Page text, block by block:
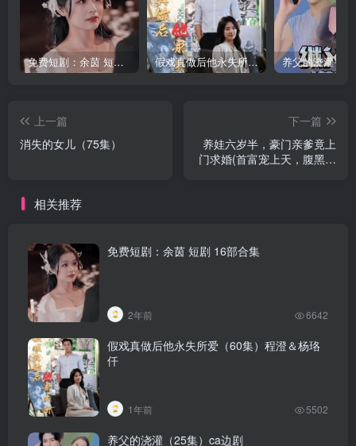
免费短剧：余茵 短剧 16部合集 假戏真做后他永失所爱（60集）程澄＆杨珞仟
上一篇
消失的女儿（75集）
下一篇
养娃六岁半，豪门亲爹竟上
门求婚(首富宠上天，腹黑萌
相关推荐
免费短剧：余茵 短剧 16部合集
2年前 6642
假戏真做后他永失所爱（60集）程澄＆杨珞
仟
1年前 5502
养父的浇灌（25集）ca边剧